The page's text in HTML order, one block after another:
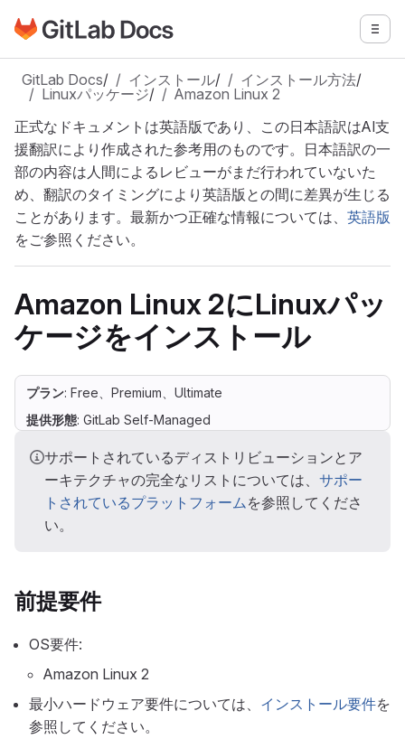
メインコンテンツにスキップ
GitLabドキュメントのホームページに移動 メニ
GitLab Docs/ インストール/ インストール方法/
Linuxパッケージ/
Amazon Linux 2
正式なドキュメントは英語版であり、この日本語訳はAI支
援翻訳により作成された参考用のものです。日本語訳の一
部の内容は人間によるレビューがまだ行われていないた
め、翻訳のタイミングにより英語版との間に差異が生じる
ことがあります。最新かつ正確な情報については、 英語版
をご参照ください。
Amazon Linux 2にLinuxパッ
ケージをインストール
プラン: Free、Premium、Ultimate
提供形態: GitLab Self-Managed
サポートされているディストリビューションとア
ーキテクチャの完全なリストについては、 サポー
トされているプラットフォームを参照してくださ
い。
前提要件
OS要件:
Amazon Linux 2
最小ハードウェア要件については、 インストール要件を
参照してください。